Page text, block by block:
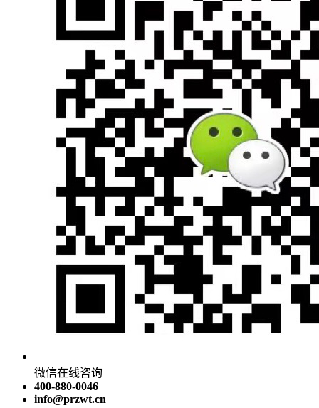
微信在线咨询
400-880-0046
info@przwt.cn